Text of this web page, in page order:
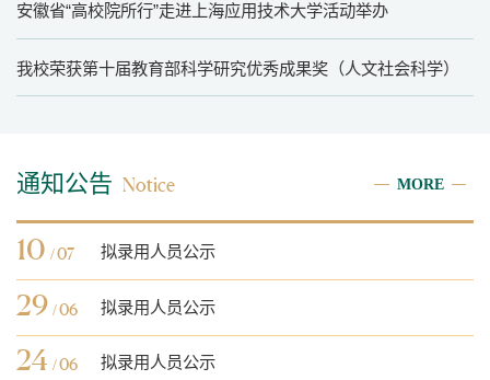
安徽省“高校院所行”走进上海应用技术大学活动举办
我校荣获第十届教育部科学研究优秀成果奖（人文社会科学）
通知公告 Notice MORE
10 / 07 拟录用人员公示
29 / 06 拟录用人员公示
24 / 06 拟录用人员公示